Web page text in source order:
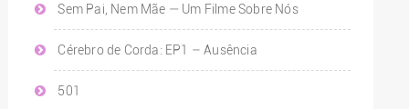
Sem Pai, Nem Mãe — Um Filme Sobre Nós
Cérebro de Corda: EP1 – Ausência
501